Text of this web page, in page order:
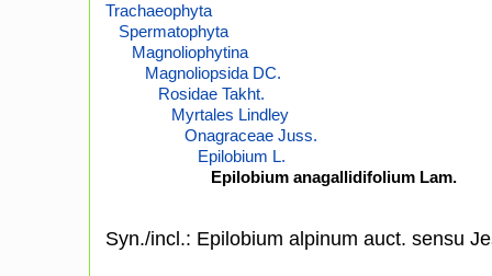
Trachaeophyta
Spermatophyta
Magnoliophytina
Magnoliopsida DC.
Rosidae Takht.
Myrtales Lindley
Onagraceae Juss.
Epilobium L.
Epilobium anagallidifolium Lam.
Syn./incl.: Epilobium alpinum auct. sensu